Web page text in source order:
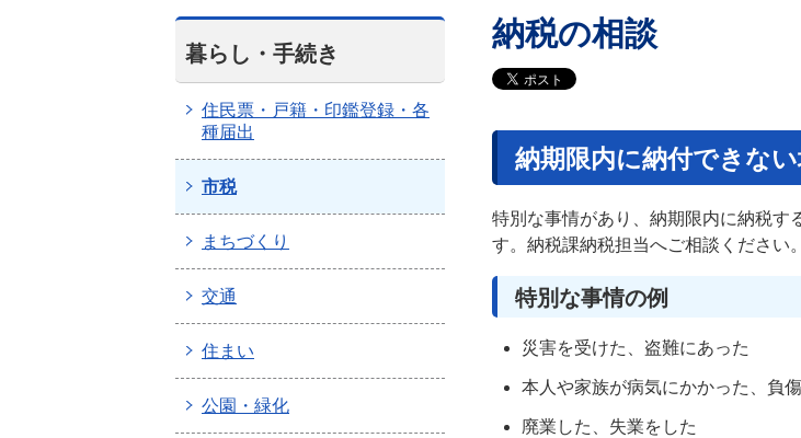
納税の相談
納期限内に納付できな
特別な事情があり、納期限内に納税す
す。納税課納税担当へご相談ください。
特別な事情の例
災害を受けた、盗難にあった
本人や家族が病気にかかった、負
廃業した、失業をした
暮らし・手続き
住民票・戸籍・印鑑登録・各
種届出
市税
まちづくり
交通
住まい
公園・緑化